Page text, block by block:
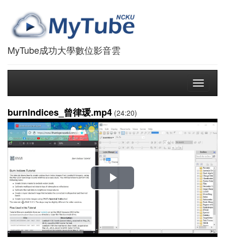
MyTube成功大學數位影音雲
Toggle
burnlndices_曾律瑗.mp4 (24:20)
播
影